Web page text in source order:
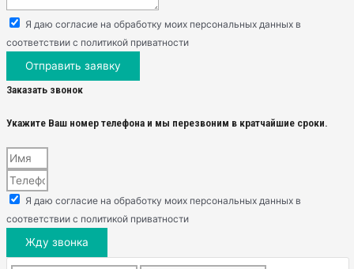
Я даю согласие на обработку моих персональных данных в
соответствии с политикой приватности
Отправить заявку
Заказать звонок
Укажите Ваш номер телефона и мы перезвоним в кратчайшие сроки.
Я даю согласие на обработку моих персональных данных в
соответствии с политикой приватности
Жду звонка